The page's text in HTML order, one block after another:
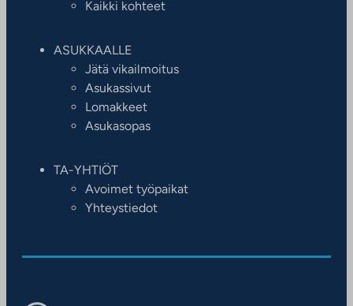
Kaikki kohteet
ASUKKAALLE
Jätä vikailmoitus
Asukassivut
Lomakkeet
Asukasopas
TA-YHTIÖT
Avoimet työpaikat
Yhteystiedot